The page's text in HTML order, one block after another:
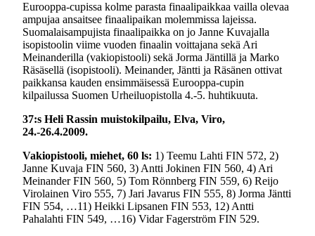
Eurooppa-cupissa kolme parasta finaalipaikkaa vailla olevaa
ampujaa ansaitsee finaalipaikan molemmissa lajeissa.
Suomalaisampujista finaalipaikka on jo Janne Kuvajalla
isopistoolin viime vuoden finaalin voittajana sekä Ari
Meinanderilla (vakiopistooli) sekä Jorma Jäntillä ja Marko
Räsäsellä (isopistooli). Meinander, Jäntti ja Räsänen ottivat
paikkansa kauden ensimmäisessä Eurooppa-cupin
kilpailussa Suomen Urheiluopistolla 4.-5. huhtikuuta.
37:s Heli Rassin muistokilpailu, Elva, Viro,
24.-26.4.2009.
Vakiopistooli, miehet, 60 ls: 1) Teemu Lahti FIN 572, 2)
Janne Kuvaja FIN 560, 3) Antti Jokinen FIN 560, 4) Ari
Meinander FIN 560, 5) Tom Rönnberg FIN 559, 6) Reijo
Virolainen Viro 555, 7) Jari Javarus FIN 555, 8) Jorma Jäntti
FIN 554, …11) Heikki Lipsanen FIN 553, 12) Antti
Pahalahti FIN 549, …16) Vidar Fagerström FIN 529.